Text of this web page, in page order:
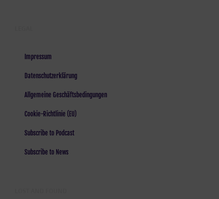
Impressum
Datenschutzerklärung
Allgemeine Geschäftsbedingungen
Cookie-Richtlinie (EU)
Subscribe to Podcast
Subscribe to News